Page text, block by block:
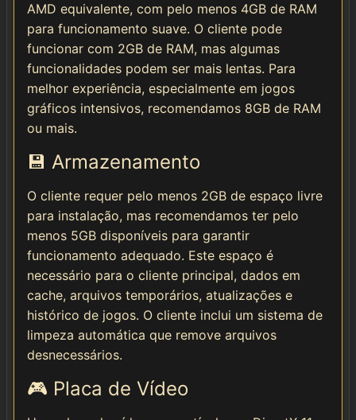
AMD equivalente, com pelo menos 4GB de RAM
para funcionamento suave. O cliente pode
funcionar com 2GB de RAM, mas algumas
funcionalidades podem ser mais lentas. Para
melhor experiência, especialmente em jogos
gráficos intensivos, recomendamos 8GB de RAM
ou mais.
💾 Armazenamento
O cliente requer pelo menos 2GB de espaço livre
para instalação, mas recomendamos ter pelo
menos 5GB disponíveis para garantir
funcionamento adequado. Este espaço é
necessário para o cliente principal, dados em
cache, arquivos temporários, atualizações e
histórico de jogos. O cliente inclui um sistema de
limpeza automática que remove arquivos
desnecessários.
🎮 Placa de Vídeo